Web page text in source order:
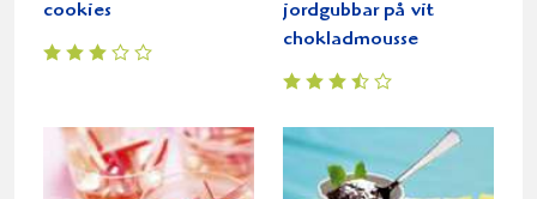
cookies
jordgubbar på vit
chokladmousse